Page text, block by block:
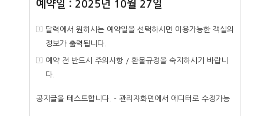
예약일 : 2025년 10월 27일
달력에서 원하시는 예약일을 선택하시면 이용가능한 객실의
정보가 출력됩니다.
예약 전 반드시 주의사항 / 환불규정을 숙지하시기 바랍니
다.
공지글을 테스트합니다. - 관리자화면에서 에디터로 수정가능